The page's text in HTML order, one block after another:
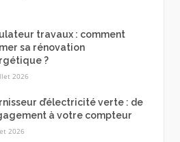
travaux : comment
sa rénovation
?
2026
d’électricité verte : de
à votre compteur
2026